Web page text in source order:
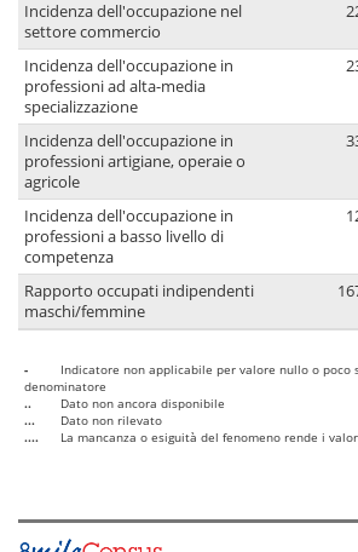
Incidenza dell'occupazione nel
settore commercio
Incidenza dell'occupazione in
professioni ad alta-media
specializzazione
Incidenza dell'occupazione in
professioni artigiane, operaie o
agricole
Incidenza dell'occupazione in
professioni a basso livello di
competenza
Rapporto occupati indipendenti
maschi/femmine
-
Indicatore non applicabile per valore nullo o poco
denominatore
..
Dato non ancora disponibile
...
Dato non rilevato
....
La mancanza o esiguità del fenomeno rende i